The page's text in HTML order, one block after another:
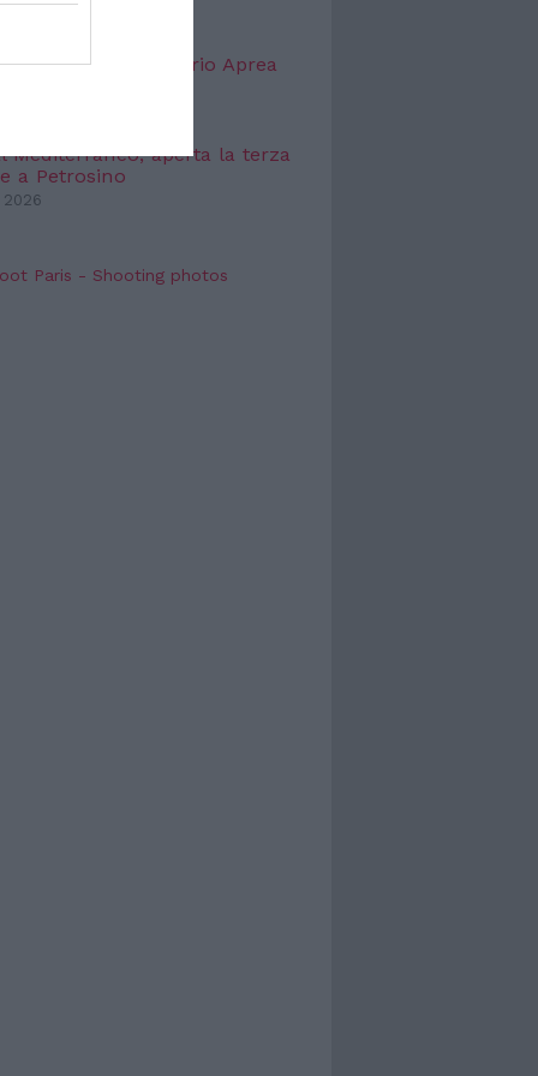
Festival, dopo Valerio Aprea
Mediterraneo, aperta la terza
a Petrosino
2026
Paris - Shooting photos